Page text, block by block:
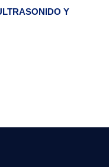
Y